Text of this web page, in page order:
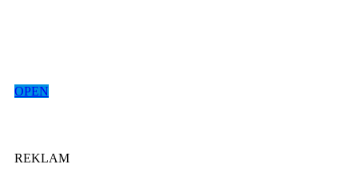
OPEN
REKLAM